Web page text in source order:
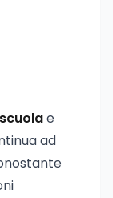
e
ad